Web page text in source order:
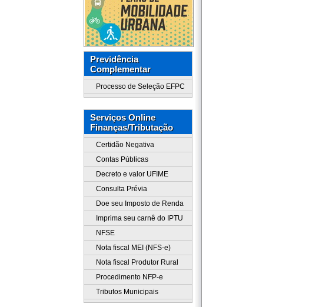
Previdência
Complementar
Processo de Seleção EFPC
Serviços Online
Finanças/Tributação
Certidão Negativa
Contas Públicas
Decreto e valor UFIME
Consulta Prévia
Doe seu Imposto de Renda
Imprima seu carnê do IPTU
NFSE
Nota fiscal MEI (NFS-e)
Nota fiscal Produtor Rural
Procedimento NFP-e
Tributos Municipais